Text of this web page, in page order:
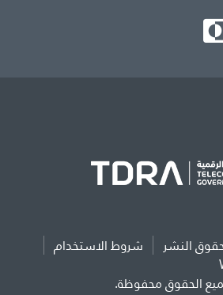
النشر
شروط الاستخدام
الحقوق محفوظة.